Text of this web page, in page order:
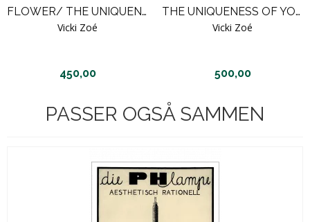
FLOWER/ THE UNIQUENESS OF YOU. ROSE/BLUE
Vicki Zoé
450,00
THE UNIQUENESS OF YOU. COLOR SELECTIONS
Vicki Zoé
500,00
PASSER OGSÅ SAMMEN